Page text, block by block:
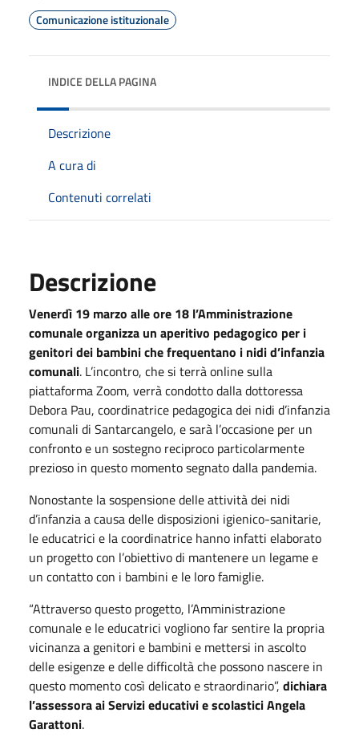
Comunicazione istituzionale
INDICE DELLA PAGINA
Descrizione
A cura di
Contenuti correlati
Descrizione
Venerdì 19 marzo alle ore 18 l’Amministrazione
comunale organizza un aperitivo pedagogico per i
genitori dei bambini che frequentano i nidi d’infanzia
comunali. L’incontro, che si terrà online sulla
piattaforma Zoom, verrà condotto dalla dottoressa
Debora Pau, coordinatrice pedagogica dei nidi d’infanzia
comunali di Santarcangelo, e sarà l’occasione per un
confronto e un sostegno reciproco particolarmente
prezioso in questo momento segnato dalla pandemia.
Nonostante la sospensione delle attività dei nidi
d’infanzia a causa delle disposizioni igienico-sanitarie,
le educatrici e la coordinatrice hanno infatti elaborato
un progetto con l’obiettivo di mantenere un legame e
un contatto con i bambini e le loro famiglie.
“Attraverso questo progetto, l’Amministrazione
comunale e le educatrici vogliono far sentire la propria
vicinanza a genitori e bambini e mettersi in ascolto
delle esigenze e delle difficoltà che possono nascere in
questo momento così delicato e straordinario”, dichiara
l’assessora ai Servizi educativi e scolastici Angela
Garattoni.